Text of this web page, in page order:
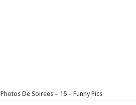
Photos De Soirees – 15 – Funny Pics